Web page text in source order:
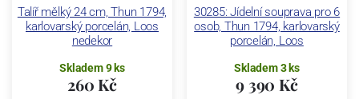
Talíř mělký 24 cm, Thun 1794,
karlovarský porcelán, Loos
nedekor
Skladem 9 ks
260 Kč
30285: Jídelní souprava pro 6
osob, Thun 1794, karlovarský
porcelán, Loos
Skladem 3 ks
9 390 Kč